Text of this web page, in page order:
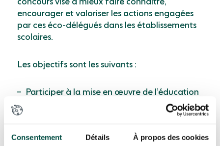
Consentement Détails À propos des cookies
encourager et valoriser les actions engagées
par ces éco-délégués dans les établissements
scolaires.
Les objectifs sont les suivants :
Participer à la mise en œuvre de l’éducation
au développement durable développée par
l’Éducation nationale, selon le cadre précisé
septembre 2020